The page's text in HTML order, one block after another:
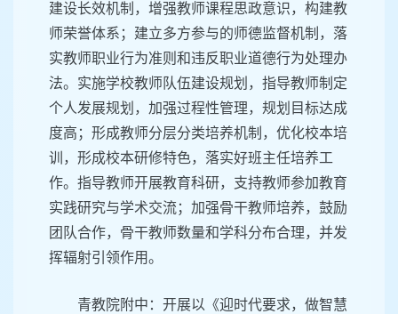
建设长效机制，增强教师课程思政意识，构建教
师荣誉体系；建立多方参与的师德监督机制，落
实教师职业行为准则和违反职业道德行为处理办
法。实施学校教师队伍建设规划，指导教师制定
个人发展规划，加强过程性管理，规划目标达成
度高；形成教师分层分类培养机制，优化校本培
训，形成校本研修特色，落实好班主任培养工
作。指导教师开展教育科研，支持教师参加教育
实践研究与学术交流；加强骨干教师培养，鼓励
团队合作，骨干教师数量和学科分布合理，并发
挥辐射引领作用。
青教院附中：开展以《迎时代要求，做智慧